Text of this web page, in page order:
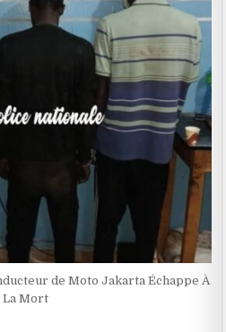
de Moto Jakarta Échappe À
La Mort